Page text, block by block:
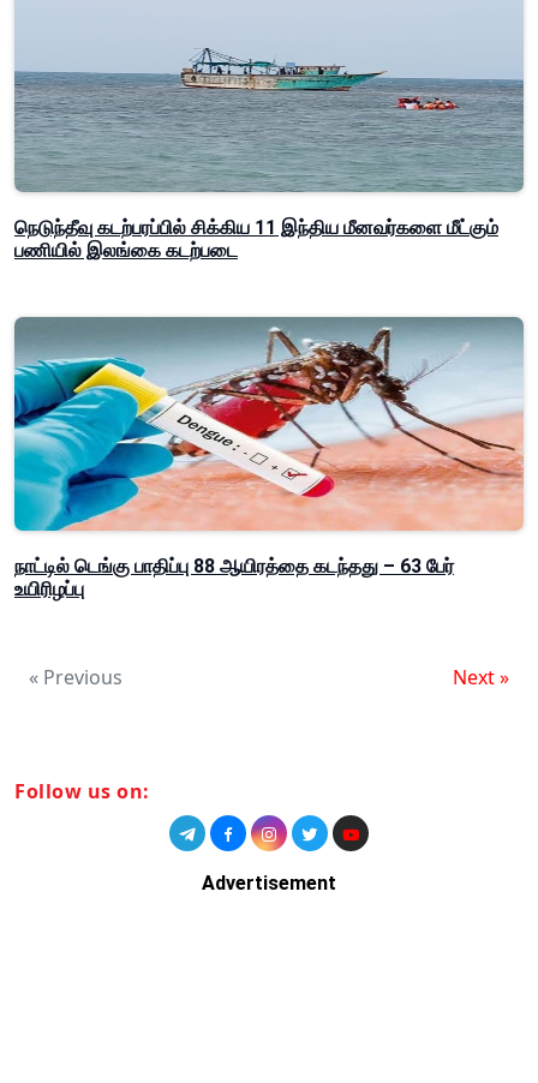
நெடுந்தீவு கடற்பரப்பில் சிக்கிய 11 இந்திய மீனவர்களை மீட்கும்
பணியில் இலங்கை கடற்படை
நாட்டில் டெங்கு பாதிப்பு 88 ஆயிரத்தை கடந்தது – 63 பேர்
உயிரிழப்பு
« Previous Next »
Follow us on:
Advertisement